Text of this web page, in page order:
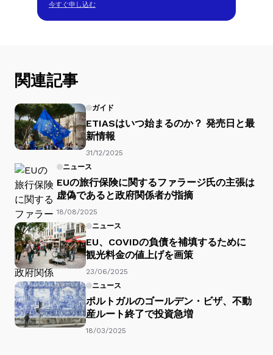
今すぐ申し込む
関連記事
ガイド
ETIASはいつ始まるのか？ 発売日と最
新情報
31/12/2025
ニュース
EUの旅行保険に関するファラージ氏の主張は
虚偽であると政府関係者が指摘
18/08/2025
ニュース
EU、COVIDの負債を補填するために
観光料金の値上げを画策
23/06/2025
ニュース
ポルトガルのゴールデン・ビザ、不動
産ルート終了で投資急増
18/03/2025